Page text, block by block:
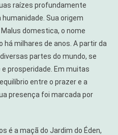
raízes profundamente
Sua origem
domestica, o nome
milhares de anos. A partir da
partes do mundo, se
prosperidade. Em muitas
entre o prazer e a
presença foi marcada por
é a maçã do Jardim do Éden,